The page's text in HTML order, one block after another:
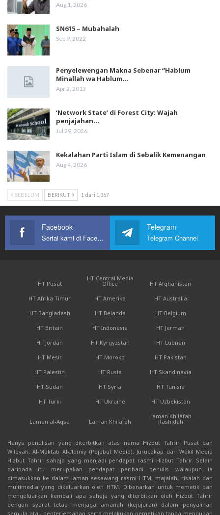
Aug 1, 2026
SN615 – Mubahalah
Sep 9, 2022
Penyelewengan Makna Sebenar “Hablum
Minallah wa Hablum…
Apr 2, 2013
‘Network State’ di Forest City: Wajah
penjajahan…
Jul 29, 2026
Kekalahan Parti Islam di Sebalik Kemenangan
Aug 4, 2026
SEBELUM BERIKUT 1 dari 1,367
Facebook
Sertai kami di Facebook
Telegram
Telegram Channel
HT Pusat
HT Central Media
Office
HT Afghanistan
HT Afrika Timur
HT Amerika
HT Australia
HT Bangladesh
HT Belanda
HT Belgium
HT Britain
HT Indonesia
HT Jerman
HT Jordan
HT Kyrgyzstan
HT Lubnan
HT Mesir
HT Moroko
HT Pakistan
HT Palestin
HT Rusia
HT Skandinavia
HT Sudan
HT Syria
HT Tunisia
HT Turki
HT Ukraine HT Uzbekistan
Laman al-Aqsa Laman Khilafah
Laman Khilafah
Rashidah
Hanya penulisan yang diterbitkan atas nama Hizbut Tahrir Pusat dan
Wilayah, Al-Maktab Al-I'lamiy (Pejabat Media), Jurucakap dan Wakil Media
Hizbut Tahrir sahaja yang menjadi pendapat rasmi Hizbut Tahrir. Selain
daripada itu merupakan pendapat peribadi penulis walaupun ia
dimasukkan ke dalam laman sesawang rasmi HTM, majalah, risalah dan
multimedia yang dikeluarkan oleh HTM. Dibenarkan untuk memetik dan
mengeluarkan kembali apa sahaja yang diterbitkan oleh Hizbut Tahrir
dengan syarat tetap menjaga amanah (kejujuran) dalam penyalinan
semula atau penterjemahan serta melakukan pemetikan tanpa mengubah